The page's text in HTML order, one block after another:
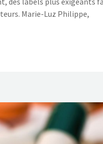
Marie-Luz Philippe,